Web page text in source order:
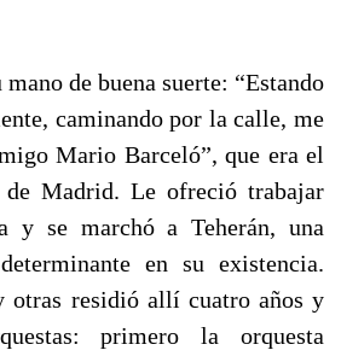
de buena suerte: “Estando
caminando por la calle, me
Mario Barceló”, que era el
Madrid. Le ofreció trabajar
y se marchó a Teherán, una
en su existencia.
otras residió allí cuatro años y
primero la orquesta